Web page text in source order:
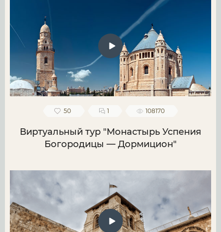
50 1 108170
Виртуальный тур "Монастырь Успения
Богородицы — Дормицион"